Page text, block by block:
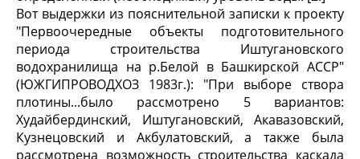
Вот выдержки из пояснительной записки к проекту
"Первоочередные объекты подготовительного
периода строительства Иштугановского
водохранилища на р.Белой в Башкирской АССР"
(ЮЖГИПРОВОДХОЗ 1983г.): "При выборе створа
плотины...было рассмотрено 5 вариантов:
Худайбердинский, Иштугановский, Акавазовский,
Кузнецовский и Акбулатовский, а также была
рассмотрена возможность строительства каскада